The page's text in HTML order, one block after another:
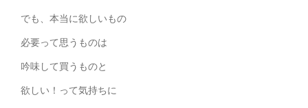
でも、本当に欲しいもの
必要って思うものは
吟味して買うものと
欲しい！って気持ちに